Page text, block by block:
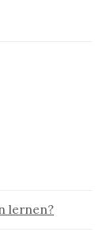
lernen?